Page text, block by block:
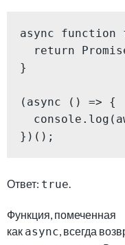
async
}
(async () => {
})();
Ответ: true.
Функция, помеченная
как async, всегда